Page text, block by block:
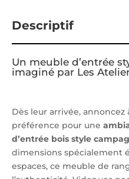
Descriptif
Un meuble d’entrée
imaginé par Les
Dès leur arrivée, annoncez
préférence pour une
d’entrée bois style
dimensions spécialement
espaces, ce meuble de